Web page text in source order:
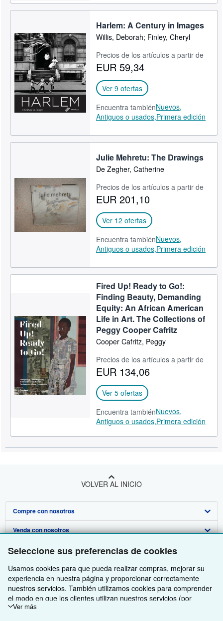
Seleccione sus preferencias de cookies
Usamos cookies para que pueda realizar compras, mejorar su
experiencia en nuestra página y proporcionar correctamente
nuestros servicios. También utilizamos cookies para comprender
el modo en que los clientes utilizan nuestros servicios (por
ejemplo, midiendo las visitas al sitio) y así poder realizar mejoras.
Ver más
Harlem: A Century in Images
Willis, Deborah; Finley, Cheryl
Precios de los artículos a partir de
EUR 59,34
Ver 9 ofertas
Encuentra tambiénNuevos,
Antiguos o usados,Primera edición
Julie Mehretu: The Drawings
De Zegher, Catherine
Precios de los artículos a partir de
EUR 201,10
Ver 12 ofertas
Encuentra tambiénNuevos,
Antiguos o usados,Primera edición
Fired Up! Ready to Go!:
Finding Beauty, Demanding
Equity: An African American
Life in Art. The Collections of
Peggy Cooper Cafritz
Cooper Cafritz, Peggy
Precios de los artículos a partir de
EUR 134,06
Ver 5 ofertas
Encuentra tambiénNuevos,
Antiguos o usados,Primera edición
VOLVER AL INICIO
Compre con nosotros
Búsqueda avanzada
Colecciones
Mi cuenta
Mis pedidos
Ver carrito
Venda con nosotros
Comenzar a vender
Únase a nuestro programa de afiliados
Recomiende un vendedor
Sobre nosotros
Sobre IberLibro
Medios
Empleo
Obtener Ayuda
Preguntas frecuentes y guías
Atención al Cliente
Otras compañías de AbeBooks
AbeBooks.com
Siga a IberLibro